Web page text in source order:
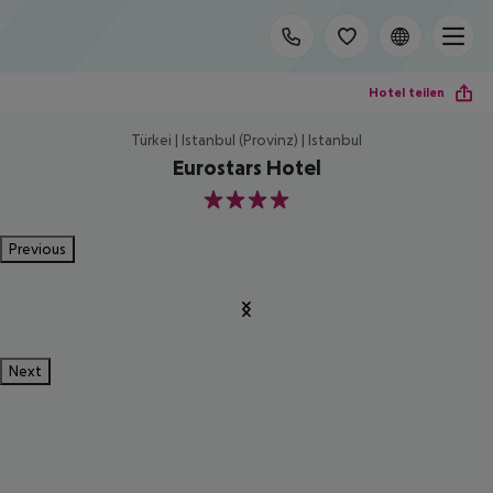
Hotel teilen
Türkei | Istanbul (Provinz) | Istanbul
Eurostars Hotel
4
Previous
Next